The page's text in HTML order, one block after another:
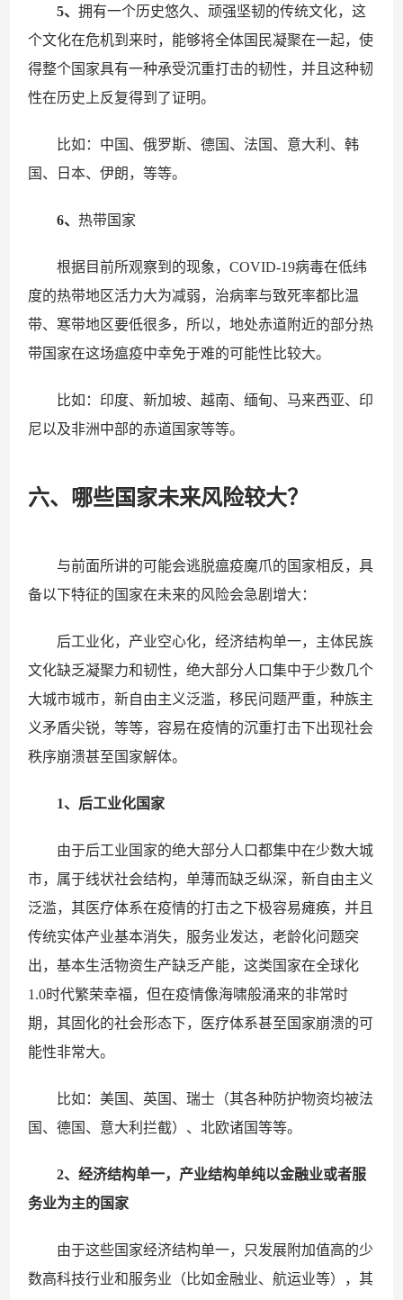
5、拥有一个历史悠久、顽强坚韧的传统文化，这
个文化在危机到来时，能够将全体国民凝聚在一起，使
得整个国家具有一种承受沉重打击的韧性，并且这种韧
性在历史上反复得到了证明。
比如：中国、俄罗斯、德国、法国、意大利、韩
国、日本、伊朗，等等。
6、热带国家
根据目前所观察到的现象，COVID-19病毒在低纬
度的热带地区活力大为减弱，治病率与致死率都比温
带、寒带地区要低很多，所以，地处赤道附近的部分热
带国家在这场瘟疫中幸免于难的可能性比较大。
比如：印度、新加坡、越南、缅甸、马来西亚、印
尼以及非洲中部的赤道国家等等。
六、哪些国家未来风险较大？
与前面所讲的可能会逃脱瘟疫魔爪的国家相反，具
备以下特征的国家在未来的风险会急剧增大：
后工业化，产业空心化，经济结构单一，主体民族
文化缺乏凝聚力和韧性，绝大部分人口集中于少数几个
大城市城市，新自由主义泛滥，移民问题严重，种族主
义矛盾尖锐，等等，容易在疫情的沉重打击下出现社会
秩序崩溃甚至国家解体。
1、后工业化国家
由于后工业国家的绝大部分人口都集中在少数大城
市，属于线状社会结构，单薄而缺乏纵深，新自由主义
泛滥，其医疗体系在疫情的打击之下极容易瘫痪，并且
传统实体产业基本消失，服务业发达，老龄化问题突
出，基本生活物资生产缺乏产能，这类国家在全球化
1.0时代繁荣幸福，但在疫情像海啸般涌来的非常时
期，其固化的社会形态下，医疗体系甚至国家崩溃的可
能性非常大。
比如：美国、英国、瑞士（其各种防护物资均被法
国、德国、意大利拦截）、北欧诸国等等。
2、经济结构单一，产业结构单纯以金融业或者服
务业为主的国家
由于这些国家经济结构单一，只发展附加值高的少
数高科技行业和服务业（比如金融业、航运业等），其